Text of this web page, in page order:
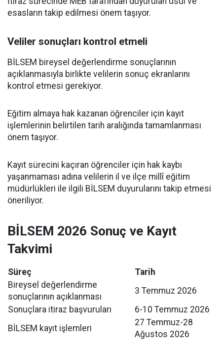
esasların takip edilmesi önem taşıyor.
Veliler sonuçları kontrol etmeli
BİLSEM bireysel değerlendirme sonuçlarının
açıklanmasıyla birlikte velilerin sonuç ekranlarını
kontrol etmesi gerekiyor.
Eğitim almaya hak kazanan öğrenciler için kayıt
işlemlerinin belirtilen tarih aralığında tamamlanması
önem taşıyor.
Kayıt sürecini kaçıran öğrenciler için hak kaybı
yaşanmaması adına velilerin il ve ilçe millî eğitim
müdürlükleri ile ilgili BİLSEM duyurularını takip etmesi
öneriliyor.
BİLSEM 2026 Sonuç ve Kayıt
Takvimi
Süreç
Tarih
Bireysel değerlendirme
sonuçlarının açıklanması
3 Temmuz 2026
Sonuçlara itiraz başvuruları
6-10 Temmuz 2026
BİLSEM kayıt işlemleri
27 Temmuz-28
Ağustos 2026